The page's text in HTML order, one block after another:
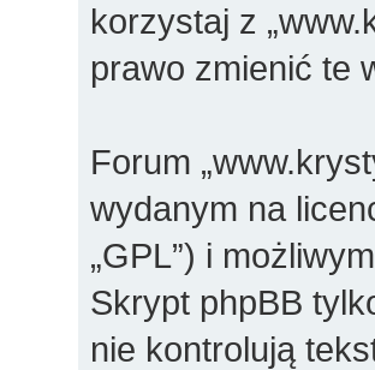
korzystaj z
prawo zmienić te
Forum
wydanym na
„GPL”) i
Skrypt phpBB
nie kontrolują